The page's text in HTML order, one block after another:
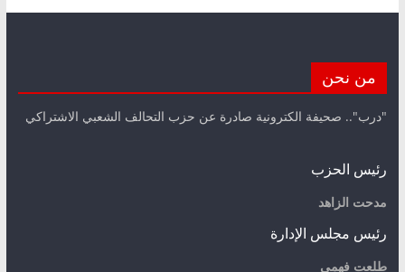
من نحن
"درب".. صحيفة الكترونية صادرة عن حزب التحالف الشعبي الاشتراكي
رئيس الحزب
مدحت الزاهد
رئيس مجلس الإدارة
طلعت فهمي